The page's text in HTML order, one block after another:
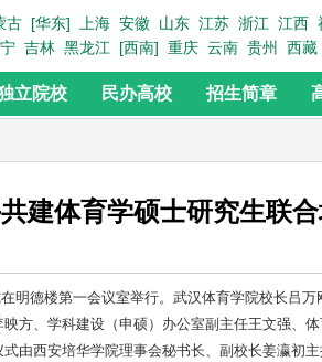
古 [华东] 上海 安徽 山东 江苏 浙江 江西
吉林 黑龙江 [西南] 重庆 云南 贵州 西藏
立院校 民办高校 招生简章
建体育学硕士研究生联
德楼第一会议室举行。武汉体育学院校长吕万
方、学科建设（申硕）办公室副主任王文强、
由西安培华学院理事会秘书长、副校长姜瀛初主